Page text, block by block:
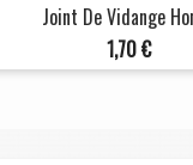
Joint De Vidange
Prix
1,70 €